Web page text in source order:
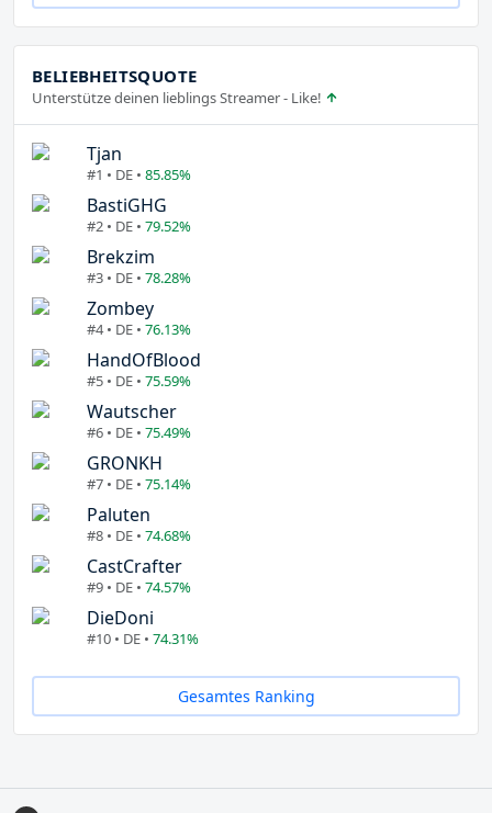
BELIEBHEITSQUOTE
Unterstütze deinen lieblings Streamer - Like!
Tjan
#1 • DE • 85.85%
BastiGHG
#2 • DE • 79.52%
Brekzim
#3 • DE • 78.28%
Zombey
#4 • DE • 76.13%
HandOfBlood
#5 • DE • 75.59%
Wautscher
#6 • DE • 75.49%
GRONKH
#7 • DE • 75.14%
Paluten
#8 • DE • 74.68%
CastCrafter
#9 • DE • 74.57%
DieDoni
#10 • DE • 74.31%
Gesamtes Ranking